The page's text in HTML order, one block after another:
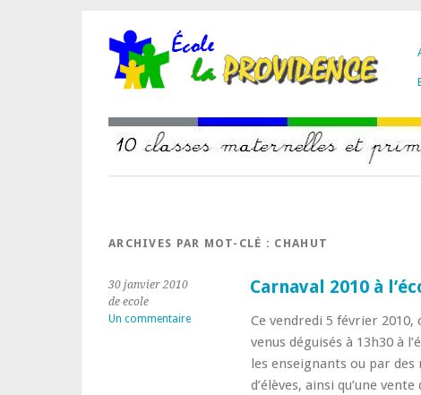
ARCHIVES PAR MOT-CLÉ : CHAHUT
30 janvier 2010
de ecole
Un commentaire
Carnaval 2010 à
Ce vendredi 5 février 2010,
venus déguisés à 13h30 à
les enseignants ou par
d’élèves, ainsi qu’une